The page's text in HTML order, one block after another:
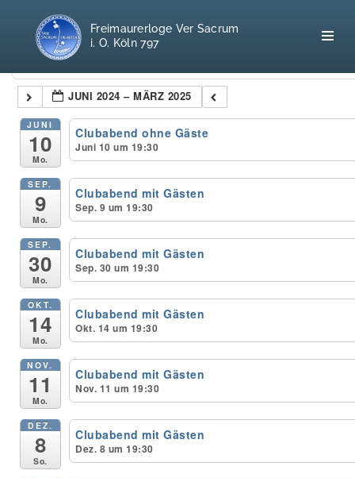
Home
Freimaurerei
100 F.A.Q.
Leitgedanken
Loge
Selbstverständnis
Unser Bijou
VS-Blog
Freimaurerloge Ver Sacrum
i. O. Köln 797
Kategorien
JUNI 2024 – MÄRZ 2025
JUNI
10
Mo.
Clubabend ohne Gäste
Juni 10 um 19:30
SEP.
9
Mo.
Clubabend mit Gästen
Sep. 9 um 19:30
SEP.
30
Mo.
Clubabend mit Gästen
Sep. 30 um 19:30
OKT.
14
Mo.
Clubabend mit Gästen
Okt. 14 um 19:30
NOV.
11
Mo.
Clubabend mit Gästen
Nov. 11 um 19:30
DEZ.
8
So.
Clubabend mit Gästen
Dez. 8 um 19:30